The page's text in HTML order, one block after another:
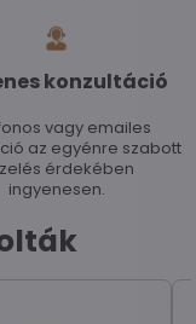
konzultáció
vagy emailes
az egyénre szabott
érdekében
ingyenesen.